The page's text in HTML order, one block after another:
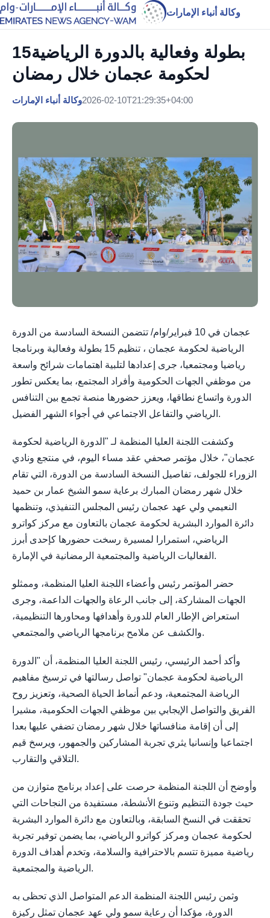
وكالة أنباء الإمارات
‎15بطولة وفعالية بالدورة الرياضية
لحكومة عجمان خلال رمضان
وكالة أنباء الإمارات2026-02-10T21:29:35+04:00
عجمان في 10 فبراير/وام/ تتضمن النسخة السادسة من الدورة
الرياضية لحكومة عجمان ، تنظيم 15 بطولة وفعالية وبرنامجا
رياضيا ومجتمعيا، جرى إعدادها لتلبية اهتمامات شرائح واسعة
من موظفي الجهات الحكومية وأفراد المجتمع، بما يعكس تطور
الدورة واتساع نطاقها، ويعزز حضورها منصة تجمع بين التنافس
الرياضي والتفاعل الاجتماعي في أجواء الشهر الفضيل.
وكشفت اللجنة العليا المنظمة لـ "الدورة الرياضية لحكومة
عجمان"، خلال مؤتمر صحفي عقد مساء اليوم، في منتجع ونادي
الزوراء للجولف، تفاصيل النسخة السادسة من الدورة، التي تقام
خلال شهر رمضان المبارك برعاية سمو الشيخ عمار بن حميد
النعيمي ولي عهد عجمان رئيس المجلس التنفيذي، وتنظمها
دائرة الموارد البشرية لحكومة عجمان بالتعاون مع مركز كواترو
الرياضي، استمرارا لمسيرة رسخت حضورها كإحدى أبرز
الفعاليات الرياضية والمجتمعية الرمضانية في الإمارة.
حضر المؤتمر رئيس وأعضاء اللجنة العليا المنظمة، وممثلو
الجهات المشاركة، إلى جانب الرعاة والجهات الداعمة، وجرى
استعراض الإطار العام للدورة وأهدافها ومحاورها التنظيمية،
والكشف عن ملامح برنامجها الرياضي والمجتمعي.
وأكد أحمد الرئيسي، رئيس اللجنة العليا المنظمة، أن "الدورة
الرياضية لحكومة عجمان" تواصل رسالتها في ترسيخ مفاهيم
الرياضة المجتمعية، ودعم أنماط الحياة الصحية، وتعزيز روح
الفريق والتواصل الإيجابي بين موظفي الجهات الحكومية، مشيرا
إلى أن إقامة منافساتها خلال شهر رمضان تضفي عليها بعدا
اجتماعيا وإنسانيا يثري تجربة المشاركين والجمهور، ويرسخ قيم
التلاقي والتقارب.
وأوضح أن اللجنة المنظمة حرصت على إعداد برنامج متوازن من
حيث جودة التنظيم وتنوع الأنشطة، مستفيدة من النجاحات التي
تحققت في النسخ السابقة، وبالتعاون مع دائرة الموارد البشرية
لحكومة عجمان ومركز كواترو الرياضي، بما يضمن توفير تجربة
رياضية مميزة تتسم بالاحترافية والسلامة، وتخدم أهداف الدورة
الرياضية والمجتمعية.
وثمن رئيس اللجنة المنظمة الدعم المتواصل الذي تحظى به
الدورة، مؤكدا أن رعاية سمو ولي عهد عجمان تمثل ركيزة